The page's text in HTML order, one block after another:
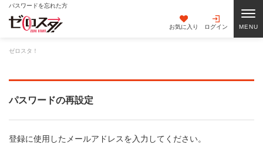
パスワードを忘れた方
お気に入り ログイン
ゼロスタ！
パスワードの再設定
登録に使用したメールアドレスを入力してください。